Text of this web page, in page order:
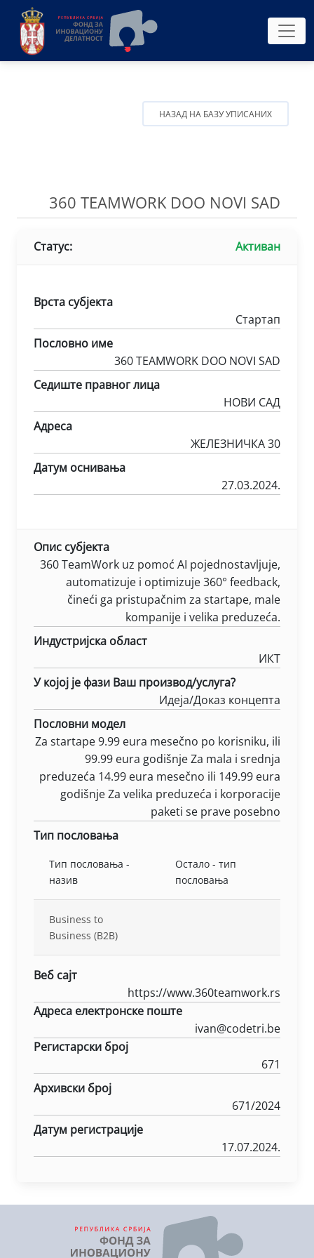
НАЗАД НА БАЗУ УПИСАНИХ
360 TEAMWORK DOO NOVI SAD
Статус: Активан
Врста субјекта
Стартап
Пословно име
360 TEAMWORK DOO NOVI SAD
Седиште правног лица
НОВИ САД
Адреса
ЖЕЛЕЗНИЧКА 30
Датум оснивања
27.03.2024.
Опис субјекта
360 TeamWork uz pomoć AI pojednostavljuje,
automatizuje i optimizuje 360° feedback,
čineći ga pristupačnim za startape, male
kompanije i velika preduzeća.
Индустријска област
ИКТ
У којој је фази Ваш производ/услуга?
Идеја/Доказ концепта
Пословни модел
Za startape 9.99 eura mesečno po korisniku, ili
99.99 eura godišnje Za mala i srednja
preduzeća 14.99 eura mesečno ili 149.99 eura
godišnje Za velika preduzeća i korporacije
paketi se prave posebno
Тип пословања
Тип пословања -
назив
Остало - тип
пословања
Business to
Business (B2B)
Веб сајт
https://www.360teamwork.rs
Адреса електронске поште
ivan@codetri.be
Регистарски број
671
Архивски број
671/2024
Датум регистрације
17.07.2024.